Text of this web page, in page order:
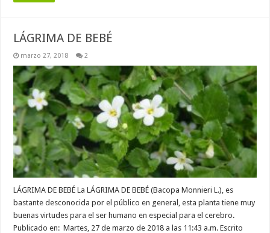
LÁGRIMA DE BEBÉ
marzo 27, 2018 2
LÁGRIMA DE BEBÉ La LÁGRIMA DE BEBÉ (Bacopa Monnieri L.), es
bastante desconocida por el público en general, esta planta tiene muy
buenas virtudes para el ser humano en especial para el cerebro.
Publicado en: Martes, 27 de marzo de 2018 a las 11:43 a.m. Escrito